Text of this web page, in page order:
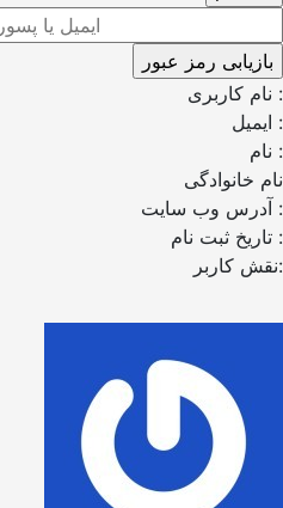
نام کاربری :
ایمیل :
نام :
نام خانوادگی
آدرس وب سایت :
تاریخ ثبت نام :
نقش کاربر: